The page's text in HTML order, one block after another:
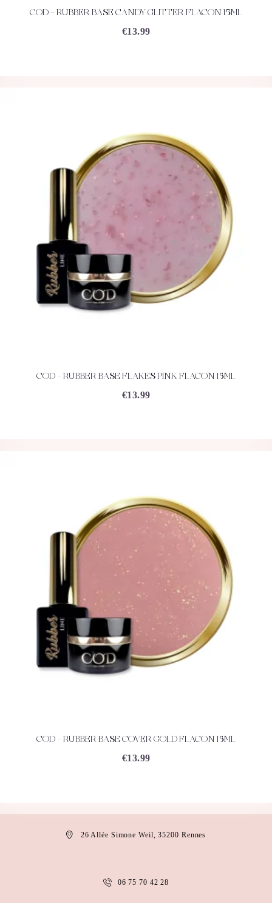
ACHETEZ DÉTAILS
COD – RUBBER BASE CANDY GLITTER FLACON 15ML
€13.99
ACHETEZ DÉTAILS
COD – RUBBER BASE FLAKES PINK FLACON 15ML
€13.99
ACHETEZ DÉTAILS
COD – RUBBER BASE COVER GOLD FLACON 15ML
€13.99
26 Allée Simone Weil, 35200 Rennes
06 75 70 42 28